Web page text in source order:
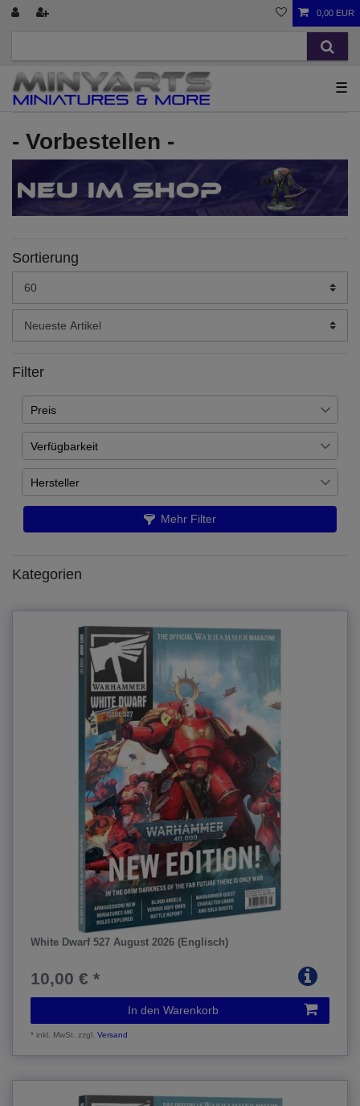
0,00 EUR
☰
- Vorbestellen -
Sortierung
Filter
Preis
€ ― €
Übernehmen
Verfügbarkeit
Jetzt vorbestellen
Hersteller
Games Workshop 32
Märklin
Mehr Filter
Kategorien
White Dwarf 527 August 2026 (Englisch)
10,00 € *
In den Warenkorb
*inkl. MwSt. zzgl.Versand